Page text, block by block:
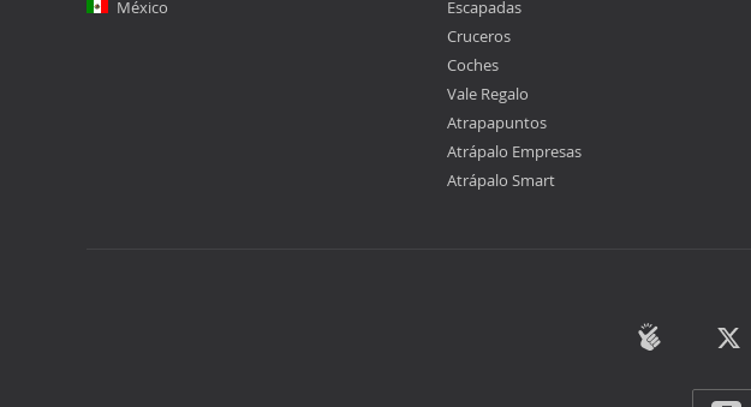
México
Escapadas
Cruceros
Coches
Vale Regalo
Atrapapuntos
Atrápalo Empresas
Atrápalo Smart